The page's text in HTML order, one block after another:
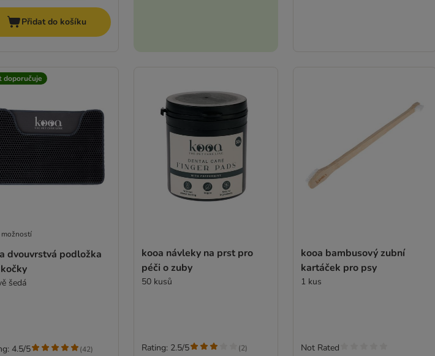
Přidat do košíku
doporučuje
možností
dvouvrstvá podložka
šedá
4.5/5 (42)
kooa návleky na prst pro
péči o zuby
50 kusů
Rating: 2.5/5 (2)
kooa bambusový zubní
kartáček pro psy
1 kus
Not Rated